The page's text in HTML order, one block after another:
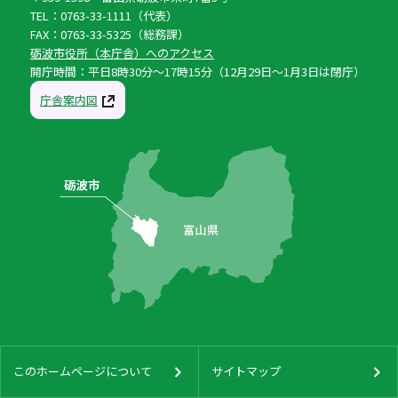
TEL：0763-33-1111（代表）
FAX：0763-33-5325（総務課）
砺波市役所（本庁舎）へのアクセス
開庁時間：平日8時30分〜17時15分（12月29日〜1月3日は閉庁）
庁舎案内図
このホームページについて サイトマップ